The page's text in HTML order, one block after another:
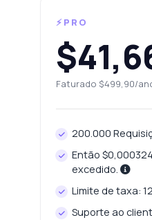
⚡PRO
Faturado $499,90/
200.000
Então
excedido.
Limite de taxa:
Suporte ao